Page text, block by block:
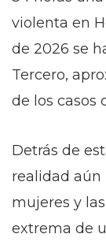
violenta en
de 2026 se
Tercero,
de los casos
Detrás de
realidad aún
mujeres y
extrema de